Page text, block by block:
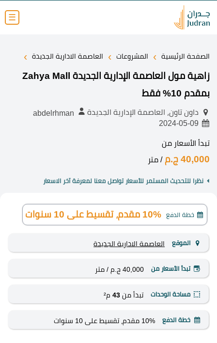
☰
الصفحة الرئيسية › المشروعات › العاصمة الادارية الجديدة ›
زاهية مول العاصمة الإدارية الجديدة Zahya Mall
بمقدم 10% فقط
داون تاون، العاصمة الإدارية الجديدة
تبدأ الأسعار من
40,000 ج.م / متر
نظرا للتحديث المستمر للأسعار تواصل معنا لمعرفة آخر الاسعار
خطة الدفع 10% مقدم، تقسيط على 10 سنوات
الموقع العاصمة الادارية الجديدة
تبدأ الأسعار من 40,000 ج.م / متر
مساحة الوحدات تبدأ من 43م²
خطة الدفع 10% مقدم، تقسيط على 10 سنوات